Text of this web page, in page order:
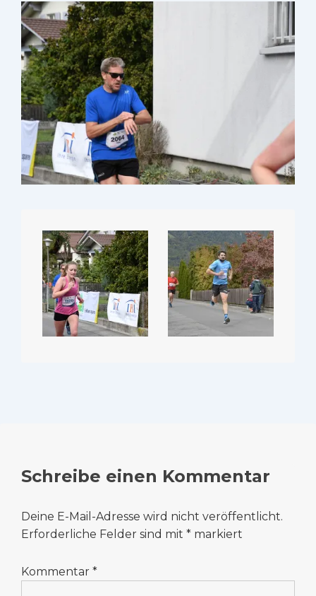
Schreibe einen Kommentar
Deine E-Mail-Adresse wird nicht veröffentlicht.
Erforderliche Felder sind mit * markiert
Kommentar *